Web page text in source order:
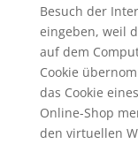
Besuch der
eingeben, weil
auf dem
Cookie
das Cookie
Online-Shop
den virtuellen